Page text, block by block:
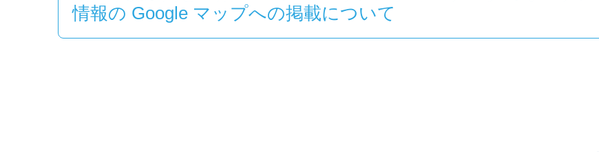
情報の Google マップへの掲載について